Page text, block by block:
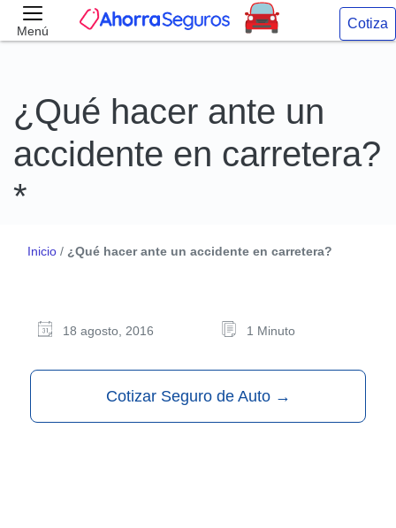
Menú Cotiza
¿Qué hacer ante un
accidente en carretera?
*
Inicio / ¿Qué hacer ante un accidente en carretera?
18 agosto, 2016 1 Minuto
Cotizar Seguro de Auto →